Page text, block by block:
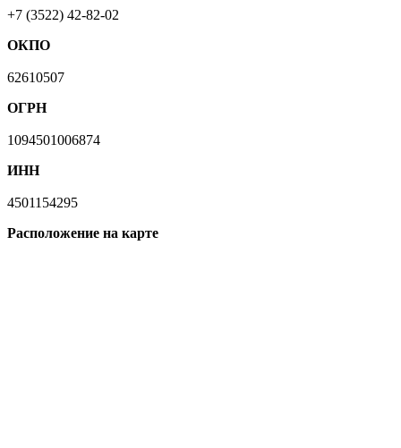
+7 (3522) 42-82-02
ОКПО
62610507
ОГРН
1094501006874
ИНН
4501154295
Расположение на карте